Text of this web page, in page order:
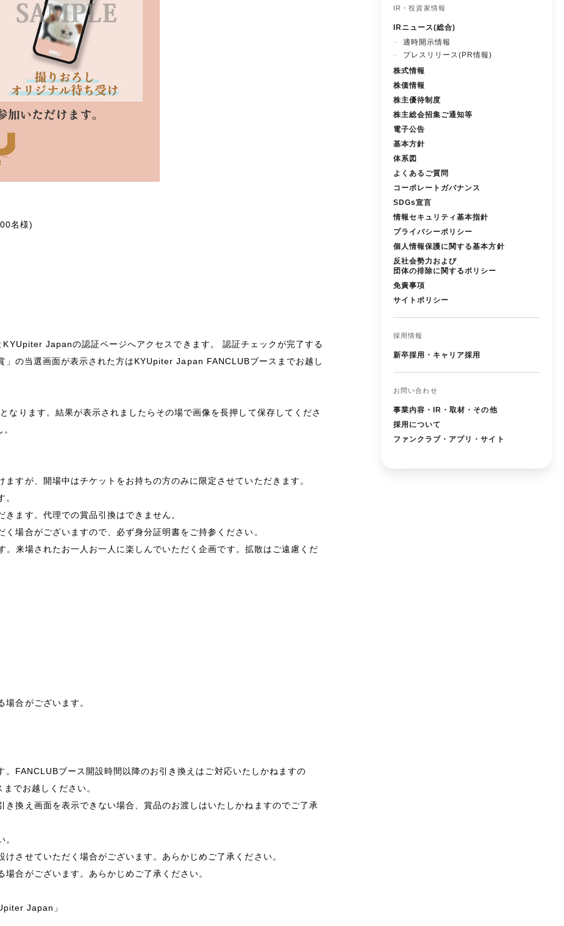
名様)
Japanの認証ページへアクセスできます。 認証チェックが完了する
」の当選画面が表示された方はKYUpiter Japan FANCLUBブースまでお越し
なります。結果が表示されましたらその場で画像を長押して保存してくださ
すが、開場中はチケットをお持ちの方のみに限定させていただきます。
。
ます。代理での賞品引換はできません。
場合がございますので、必ず身分証明書をご持参ください。
来場されたお一人お一人に楽しんでいただく企画です。拡散はご遠慮くだ
合がございます。
FANCLUBブース開設時間以降のお引き換えはご対応いたしかねますの
でお越しください。
換え画面を表示できない場合、賞品のお渡しはいたしかねますのでご了承
。
させていただく場合がございます。あらかじめご了承ください。
合がございます。あらかじめご了承ください。
Japan」
IR・投資家情報
IRニュース(総合)
適時開示情報
プレスリリース(PR情報)
株式情報
株価情報
株主優待制度
株主総会招集ご通知等
電子公告
基本方針
体系図
よくあるご質問
コーポレートガバナンス
SDGs宣言
情報セキュリティ基本指針
プライバシーポリシー
個人情報保護に関する基本方針
反社会勢力および
団体の排除に関するポリシー
免責事項
サイトポリシー
採用情報
新卒採用・キャリア採用
お問い合わせ
事業内容・IR・取材・その他
採用について
ファンクラブ・アプリ・サイト